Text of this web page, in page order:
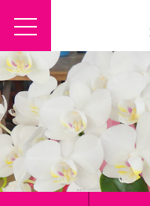
トップページ
オンライン注文
製品紹介
送料・ご入金について
生産・発送手順